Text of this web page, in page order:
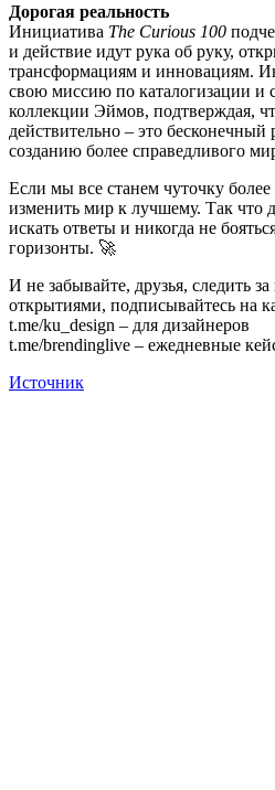
Дорогая реальность
Инициатива The Curious 100
и действие идут рука об руку,
трансформациям и инновациям.
свою миссию по каталогизации и
коллекции Эймов, подтверждая,
действительно – это
созданию более справедливого
Если мы все станем чуточку
изменить мир к лучшему. Так что
искать ответы и никогда не
горизонты. 🚀
И не забывайте, друзья, следить
открытиями, подписывайтесь на
t.me/ku_design – для дизайнеров
t.me/brendinglive – ежедневные
Источник